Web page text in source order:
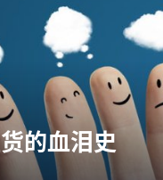
的血泪史